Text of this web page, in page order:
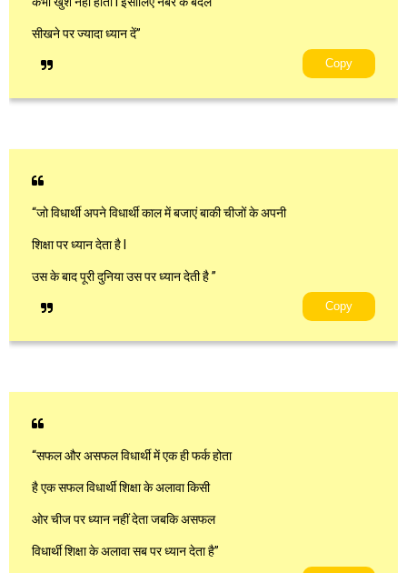
सीखने पर ज्यादा ध्यान दें”
Copy
“जो विधार्थी अपने विधार्थी काल में बजाएं बाकी चीजों के अपनी
शिक्षा पर ध्यान देता है l
उस के बाद पूरी दुनिया उस पर ध्यान देती है ”
Copy
“सफल और असफल विधार्थी में एक ही फर्क होता
है एक सफल विधार्थी शिक्षा के अलावा किसी
ओर चीज पर ध्यान नहीं देता जबकि असफल
विधार्थी शिक्षा के अलावा सब पर ध्यान देता है”